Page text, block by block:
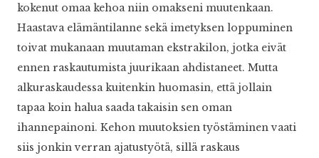
kokenut omaa kehoa niin omakseni muutenkaan.
Haastava elämäntilanne sekä imetyksen loppuminen
toivat mukanaan muutaman ekstrakilon, jotka eivät
ennen raskautumista juurikaan ahdistaneet. Mutta
alkuraskaudessa kuitenkin huomasin, että jollain
tapaa koin halua saada takaisin sen oman
ihannepainoni. Kehon muutoksien työstäminen vaati
siis jonkin verran ajatustyötä, sillä raskaus